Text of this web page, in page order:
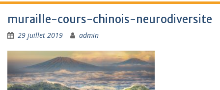
muraille-cours-chinois-neurodiversite
29 juillet 2019 admin